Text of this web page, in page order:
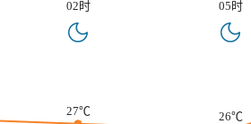
02时 05时
27℃ 26℃